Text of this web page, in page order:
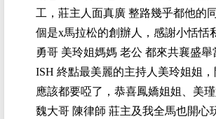
工，莊主人面真廣 整路幾乎都他的
個是x馬拉松的創辦人，感謝小恬恬
勇哥 美玲姐媽媽 老公 都來共襄盛舉
ISH 終點最美麗的主持人美玲姐姐
應該都要啞了，恭喜鳳嬌姐姐、美
魏大哥 陳律師 莊主及我全馬也開心